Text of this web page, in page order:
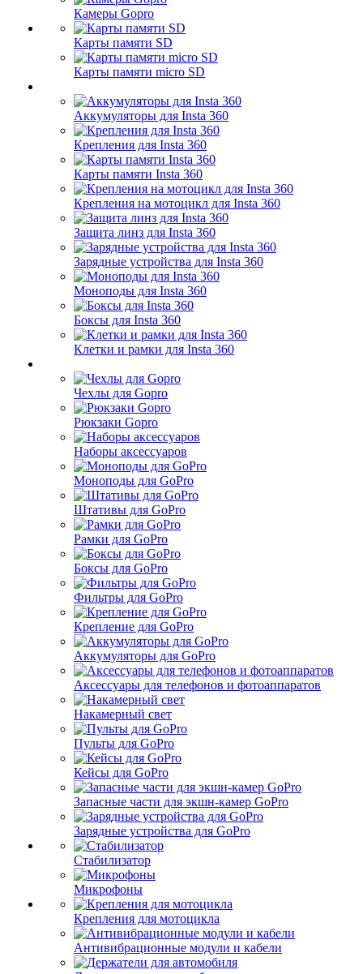
Камеры Gopro
Карты памяти SD
Карты памяти micro SD
Аккумуляторы для Insta 360
Крепления для Insta 360
Карты памяти Insta 360
Крепления на мотоцикл для Insta 360
Защита линз для Insta 360
Зарядные устройства для Insta 360
Моноподы для Insta 360
Боксы для Insta 360
Клетки и рамки для Insta 360
Чехлы для Gopro
Рюкзаки Gopro
Наборы аксессуаров
Моноподы для GoPro
Штативы для GoPro
Рамки для GoPro
Боксы для GoPro
Фильтры для GoPro
Крепление для GoPro
Аккумуляторы для GoPro
Аксессуары для телефонов и фотоаппаратов
Накамерный свет
Пульты для GoPro
Кейсы для GoPro
Запасные части для экшн-камер GoPro
Зарядные устройства для GoPro
Стабилизатор
Микрофоны
Крепления для мотоцикла
Антивибрационные модули и кабели